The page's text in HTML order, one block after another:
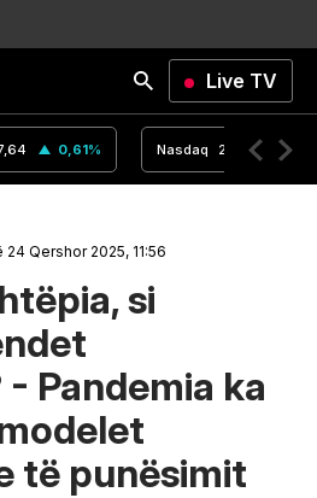
Live TV
0,61% Nasdaq 26690,62
24 Qershor 2025, 11:56
si
Pandemia ka
të punësimit